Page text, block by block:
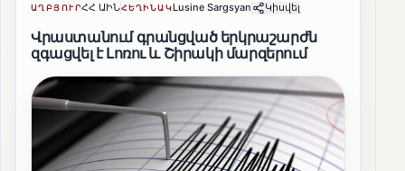
ԱՂԲՅՈՒՐՀՀ ԱԻՆՀԵՂԻՆԱԿLusine Sargsyan Կիսվել
Վրաստանում գրանցված երկրաշարժն
զգացվել է Լոռու և Շիրակի մարզերում